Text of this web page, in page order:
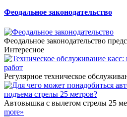
Феодальное законодательство
Феодальное законодательство
Интересное
Регулярное техническое
Автовышка с вылетом стрелы 25
more»